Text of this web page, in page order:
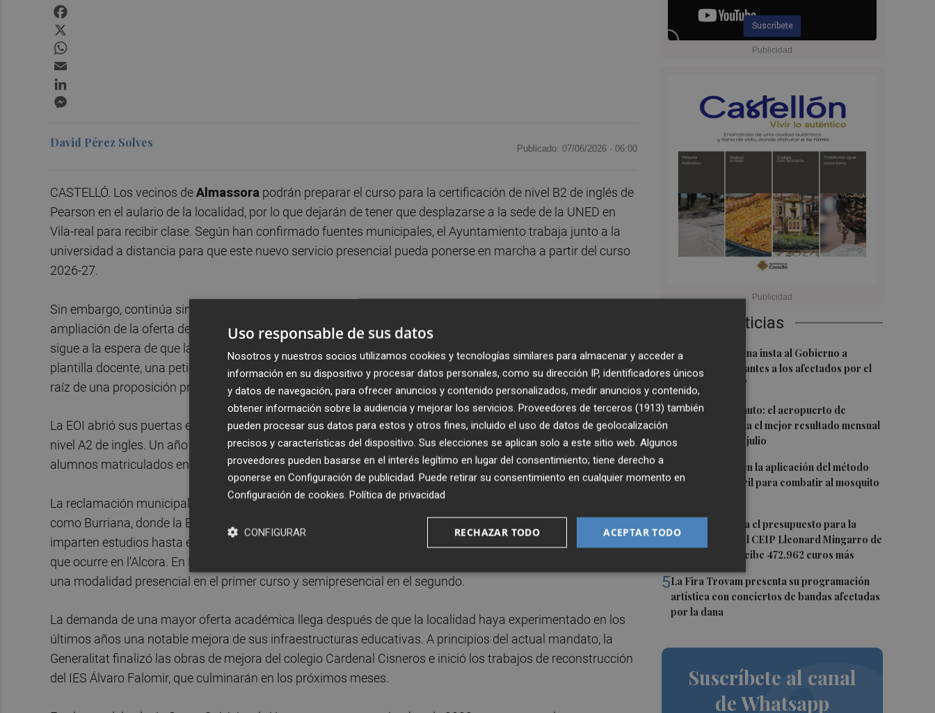
Suscríbete
Últimas Noticias
1Miguel Barrachina insta al Gobierno a
"ayudar cuanto antes a los afectados por el
fuego en La Vall"
2Sof-IA en un minuto: el aeropuerto de
Castellón alcanza el mejor resultado mensual
de pasajeros en julio
3
Castelló repite en la aplicación del método
del insecto estéril para combatir al mosquito
4 El Consell amplía el presupuesto para la
construcción del CEIP Lleonard Mingarro de
la Vall d'Uixó: recibe 472.962 euros más
5La Fira Trovam presenta su programación
artística con conciertos de bandas afectadas
por la dana
Suscríbete al canal
de Whatsapp
David Pérez Solves Publicado: 07/06/2026 · 06:00
CASTELLÓ. Los vecinos deAlmassora podrán preparar el curso para la certificación de nivel B2 de inglés de
Pearson en el aulario de la localidad, por lo que dejarán de tener que desplazarse a la sede de la UNED en
Vila-real para recibir clase. Según han confirmado fuentes municipales, el Ayuntamiento trabaja junto a la
universidad a distancia para que este nuevo servicio presencial pueda ponerse en marcha a partir del curso
2026-27.
Sin embargo, continúa sin resolverse otra de las principales reivindicaciones educativas del municipio: la
ampliación de la oferta de la
Escuela Oficial de Idiomas (EOI)en el aulario de Almassora. El consistorio
sigue a la espera de que la Generalitat autorice la implantación de grupos avanzados de inglés y refuerce la
plantilla docente, una petición que el pleno municipal aprobó por unanimidad en octubre del pasado año a
raíz de una proposición presentada por Compromís.
La EOI abrió sus puertas en Almassora durante el curso 2018-19 con la impartición de los dos cursos del
nivel A2 de ingles. Un año después amplió su oferta hasta el nivel B1 y, en la actualidad, cuenta con 45
alumnos matriculados en el aulario.
La reclamación municipal se apoya en el agravio comparativo respecto a otros municipios de la provincia
como Burriana, donde la EOI sí ofrece todos los cursos de inglés hasta el nivel C1, u Onda, donde se
imparten estudios hasta el nivel B2 y existe además un grupo de conversación para niveles B1 y B2, al igual
que ocurre en l’Alcora. En La Vall d'Uixó, según Compromís, la enseñanza alcanza también el nivel C1, con
una modalidad presencial en el primer curso y semipresencial en el segundo.
La demanda de una mayor oferta académica llega después de que la localidad haya experimentado en los
últimos años una notable mejora de sus infraestructuras educativas. A principios del actual mandato, la
Generalitat finalizó las obras de mejora del colegio Cardenal Cisneros e inició los trabajos de reconstrucción
del IES Álvaro Falomir, que culminarán en los próximos meses.
Uso responsable de sus datos
Nosotros y nuestros socios utilizamos cookies y tecnologías similares para almacenar y acceder a
información en su dispositivo y procesar datos personales, como su dirección IP, identificadores únicos
y datos de navegación, para ofrecer anuncios y contenido personalizados, medir anuncios y contenido,
obtener información sobre la audiencia y mejorar los servicios. Proveedores de terceros (1913) también
pueden procesar sus datos para estos y otros fines, incluido el uso de datos de geolocalización
precisos y características del dispositivo. Sus elecciones se aplican solo a este sitio web. Algunos
proveedores pueden basarse en el interés legítimo en lugar del consentimiento; tiene derecho a
oponerse en Configuración de publicidad. Puede retirar su consentimiento en cualquier momento en
Configuración de cookies. Política de privacidad
ACEPTAR TODO
RECHAZAR TODO
CONFIGURAR